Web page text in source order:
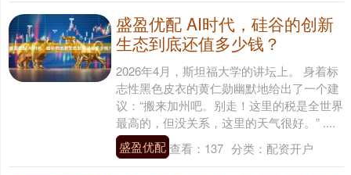
盛盈优配 AI时代，硅谷的创新
生态到底还值多少钱？
2026年4月，斯坦福大学的讲坛上。 身着标
志性黑色皮衣的黄仁勋幽默地给出了一个建
议：“搬来加州吧。别走！这里的税是全世界
最高的，但没关系，这里的天气很好。” ....
盛盈优配查看： 137 分类： 配资开户